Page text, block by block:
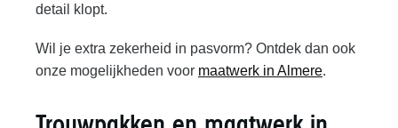
detail klopt.
Wil je extra zekerheid in pasvorm? Ontdek dan ook
onze mogelijkheden voor maatwerk in Almere.